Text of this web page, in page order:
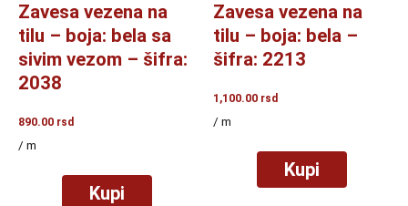
Zavesa vezena na
tilu – boja: bela sa
sivim vezom – šifra:
2038
890.00 rsd
/ m
Kupi
Zavesa vezena na
tilu – boja: bela –
šifra: 2213
1,100.00 rsd
/ m
Kupi